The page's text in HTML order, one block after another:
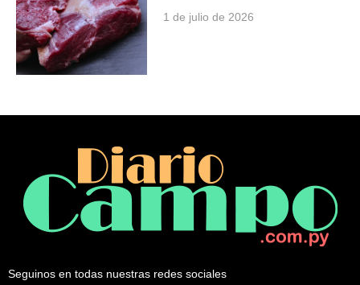
1 de julio de 2026
Seguinos en todas nuestras redes sociales